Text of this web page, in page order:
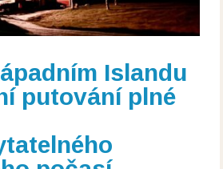
Islandu
putování plné